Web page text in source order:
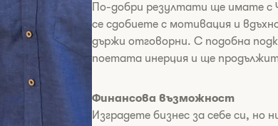
По-добри резултати ще имате с
се сдобиете с мотивация и
държи отговорни. С подобна
поетата инерция и ще
Финансова възможност
Изградете бизнес за себе си, но